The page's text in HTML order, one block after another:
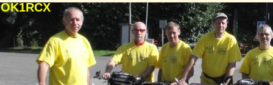
OK1RCX